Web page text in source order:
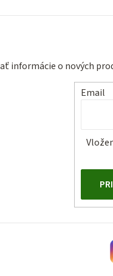
informácie o nových
Email